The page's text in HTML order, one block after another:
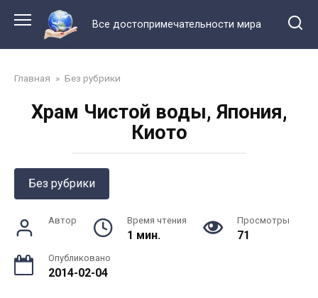
контенту
Все достопримечательности мира
Главная » Без рубрики
Храм Чистой воды, Япония,
Киото
Без рубрики
Автор Время чтения
1 мин.
Просмотры
71
Опубликовано
2014-02-04